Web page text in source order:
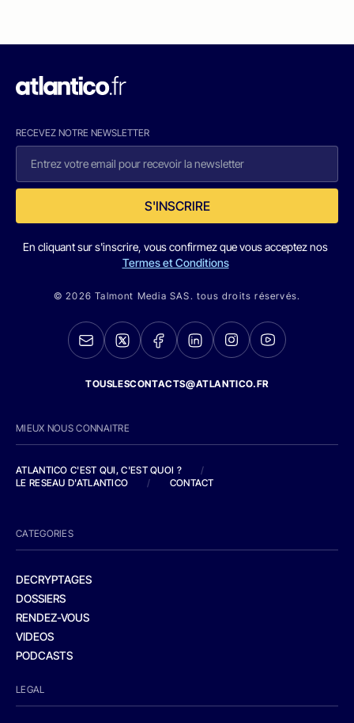
RECEVEZ NOTRE NEWSLETTER
S'INSCRIRE
En cliquant sur s'inscrire, vous confirmez que vous acceptez nos
Termes et Conditions
© 2026 Talmont Media SAS. tous droits réservés.
TOUSLESCONTACTS@ATLANTICO.FR
MIEUX NOUS CONNAITRE
ATLANTICO C'EST QUI, C'EST QUOI ?
/
LE RESEAU D'ATLANTICO
/ CONTACT
CATEGORIES
DECRYPTAGES
DOSSIERS
RENDEZ-VOUS
VIDEOS
PODCASTS
LEGAL